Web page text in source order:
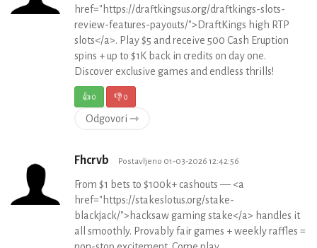
href="https://draftkingsus.org/draftkings-slots-
review-features-payouts/">DraftKings high RTP
slots</a>. Play $5 and receive 500 Cash Eruption
spins + up to $1K back in credits on day one.
Discover exclusive games and endless thrills!
👍0 👎0
Odgovori ⇾
Fhcrvb Postavljeno 01-03-2026 12:42:56
From $1 bets to $100k+ cashouts — <a
href="https://stakeslotus.org/stake-
blackjack/">hacksaw gaming stake</a> handles it
all smoothly. Provably fair games + weekly raffles =